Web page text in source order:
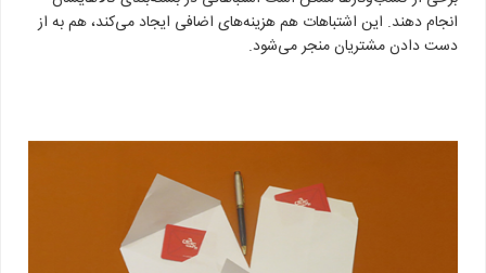
انجام دهند. این اشتباهات هم هزینه‌های اضافی ایجاد می‌کند، هم به از
دست دادن مشتریان منجر می‌شود.